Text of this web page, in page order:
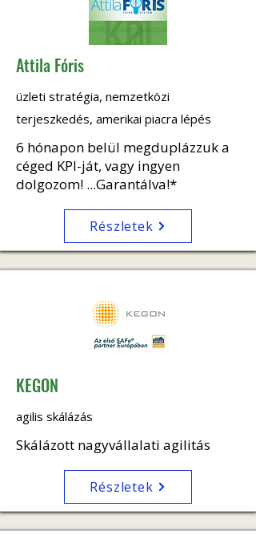
Attila Fóris
üzleti stratégia, nemzetközi
terjeszkedés, amerikai piacra lépés
6 hónapon belül megduplázzuk a
céged KPI-ját, vagy ingyen
dolgozom! ...Garantálva!*
Részletek
KEGON
agilis skálázás
Skálázott nagyvállalati agilitás
Részletek